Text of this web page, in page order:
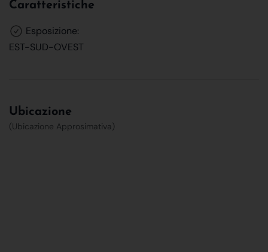
Caratteristiche
Esposizione:
EST-SUD-OVEST
Ubicazione
(Ubicazione Approsimativa)